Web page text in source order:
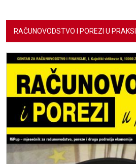
RAČUNOVODSTVO I POREZI U PRAKSI